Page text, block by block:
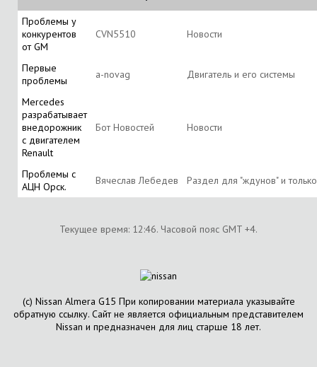
Проблемы у
конкурентов
от GM
CVN5510 Новости
Первые
проблемы
a-novag Двигатель и его системы
Mercedes
разрабатывает
внедорожник
с двигателем
Renault
Бот Новостей Новости
Проблемы с
АЦН Орск.
Вячеслав Лебедев Раздел для "ждунов" и
Текущее время: 12:46. Часовой пояс GMT +4.
(с) Nissan Almera G15 При копировании материала указывайте
обратную ссылку. Сайт не является официальным представителем
Nissan и предназначен для лиц старше 18 лет.